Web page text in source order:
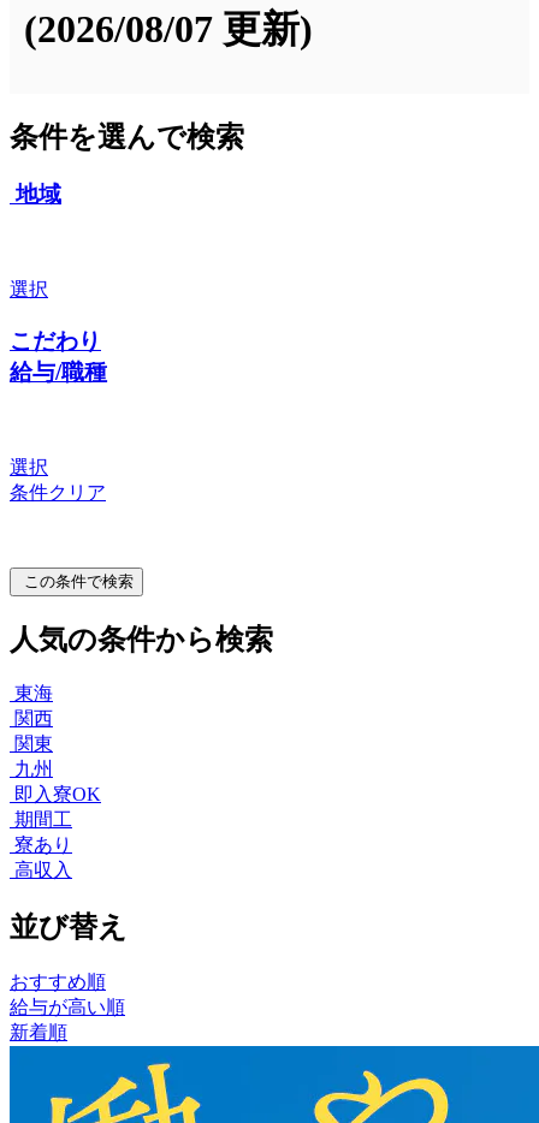
(2026/08/07 更新)
条件を選んで検索
地域
選択
こだわり
給与/職種
選択
条件クリア
この条件で検索
人気の条件から検索
東海
関西
関東
九州
即入寮OK
期間工
寮あり
高収入
並び替え
おすすめ順
給与が高い順
新着順